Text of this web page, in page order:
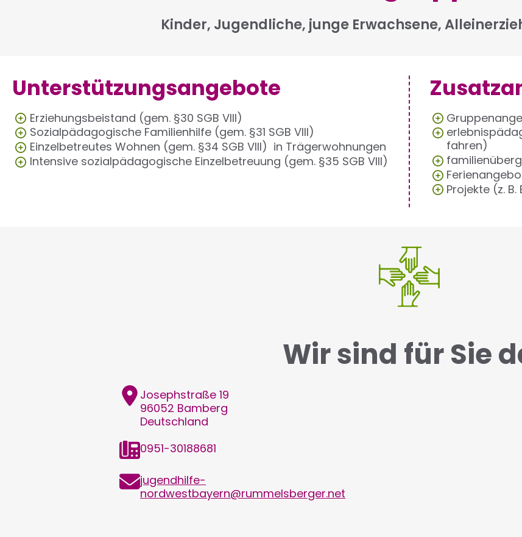
Kinder, Jugendliche, junge Erwachsene,
Unterstützungsangebote
Erziehungsbeistand (gem. §30 SGB VIII)
Sozialpädagogische Familienhilfe (gem. §31 SGB VIII)
Einzelbetreutes Wohnen (gem. §34 SGB VIII) in Trägerwohnungen
Intensive sozialpädagogische Einzelbetreuung (gem. §35 SGB VIII)
fahren)
Projekte (z.
Wir sind für Sie
Adresse
Josephstraße 19
96052 Bamberg
Deutschland
Festnetz
0951-30188681
E-
Mail
jugendhilfe-
nordwestbayern@rummelsberger.net